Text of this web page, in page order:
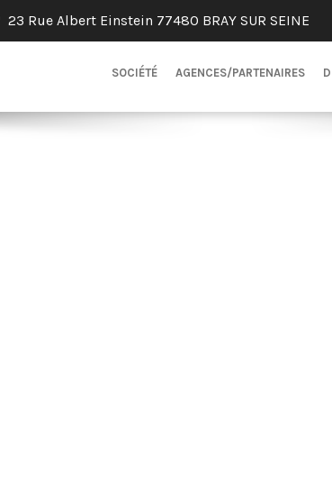
23 Rue Albert Einstein 77480 BRAY SUR SEINE
SOCIÉTÉ AGENCES/PARTENAIRES